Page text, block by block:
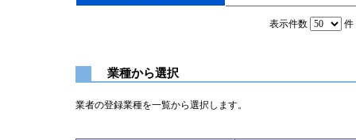
表示件数 件
業種から選択
業者の登録業種を一覧から選択します。